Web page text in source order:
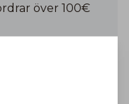
över 100€